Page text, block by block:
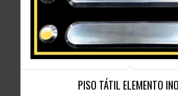
PISO TÁTIL ELEMENTO